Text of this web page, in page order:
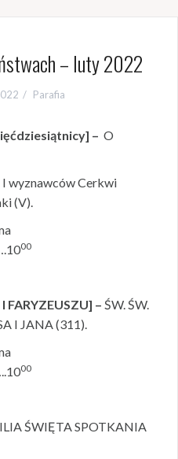
– luty 2022
Parafia
– O
I wyznawców Cerkwi
(V).
00
FARYZEUSZU] – ŚW. ŚW.
I JANA (311).
00
ŚWIĘTA SPOTKANIA